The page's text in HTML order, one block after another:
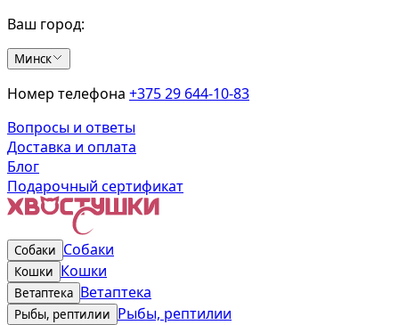
Ваш город:
Минск
Номер телефона +375 29 644-10-83
Вопросы и ответы
Доставка и оплата
Блог
Подарочный сертификат
Собаки Собаки
Кошки Кошки
Ветаптека Ветаптека
Рыбы, рептилии Рыбы, рептилии